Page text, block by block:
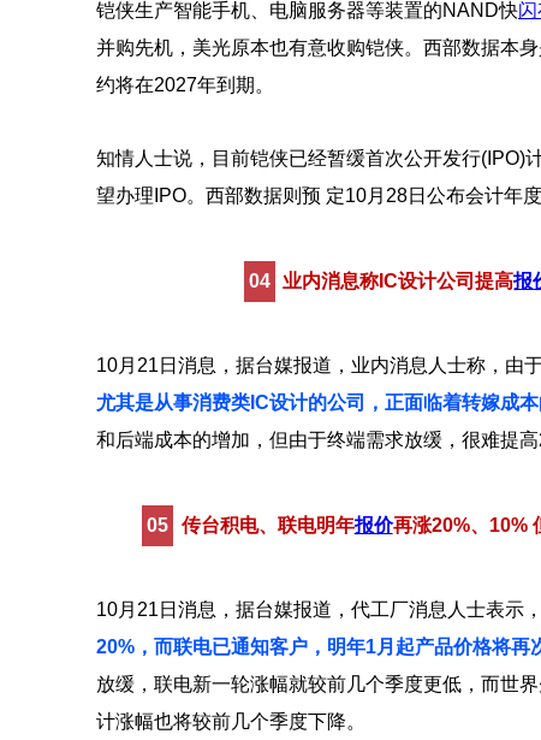
铠侠生产智能手机、电脑服务器等装置的NAND快
并购先机，美光原本也有意收购铠侠。西部数据本
约将在2027年到期。
知情人士说，目前铠侠已经暂缓首次公开发行(IPO)
望办理IPO。西部数据则预 定10月28日公布会计年
04 业内消息称IC设计公司提高报
10月21日消息，据台媒报道，业内消息人士称，由
尤其是从事消费类IC设计的公司，正面临着转嫁成
和后端成本的增加，但由于终端需求放缓，很难提
05 传台积电、联电明年报价再涨20%、10%
10月21日消息，据台媒报道，代工厂消息人士表示
20%，而联电已通知客户，明年1月起产品价格将再
放缓，联电新一轮涨幅就较前几个季度更低，而世
计涨幅也将较前几个季度下降。